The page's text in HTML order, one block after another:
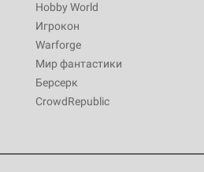
Hobby World
Игрокон
Warforge
Мир фантастики
Берсерк
CrowdRepublic